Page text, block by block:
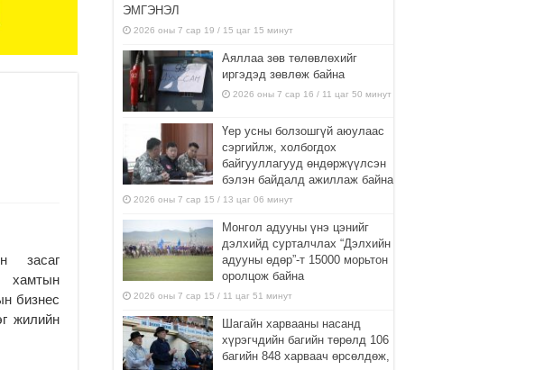
засаг
хамтын
бизнес
жилийн
ЭМГЭНЭЛ
2026 оны 7 сар 19 / 15 цаг 15 минут
Аяллаа зөв төлөвлөхийг
иргэдэд зөвлөж байна
2026 оны 7 сар 16 / 11 цаг 50 минут
Үер усны болзошгүй аюулаас
сэргийлж, холбогдох
байгууллагууд өндөржүүлсэн
бэлэн байдалд ажиллаж байна
2026 оны 7 сар 15 / 13 цаг 06 минут
Монгол адууны үнэ цэнийг
дэлхийд сурталчлах “Дэлхийн
адууны өдөр”-т 15000 морьтон
оролцож байна
2026 оны 7 сар 15 / 11 цаг 51 минут
Шагайн харвааны насанд
хүрэгчдийн багийн төрөлд 106
багийн 848 харваач өрсөлдөж,